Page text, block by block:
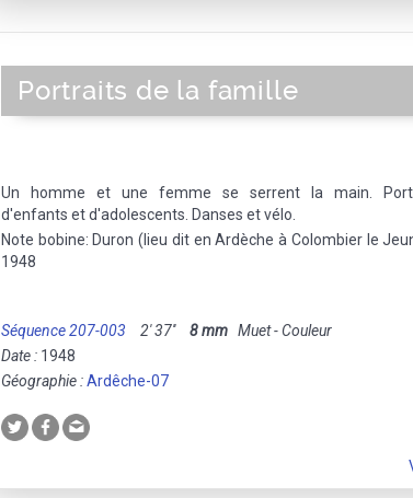
Portraits de la famille
Un homme et une femme se serrent la main.
d'enfants et d'adolescents. Danses et vélo.
Note bobine: Duron (lieu dit en Ardèche à Colombier le
1948
Séquence 207-003 2' 37'' 8 mm Muet - Couleur
Date : 1948
Géographie :Ardêche-07